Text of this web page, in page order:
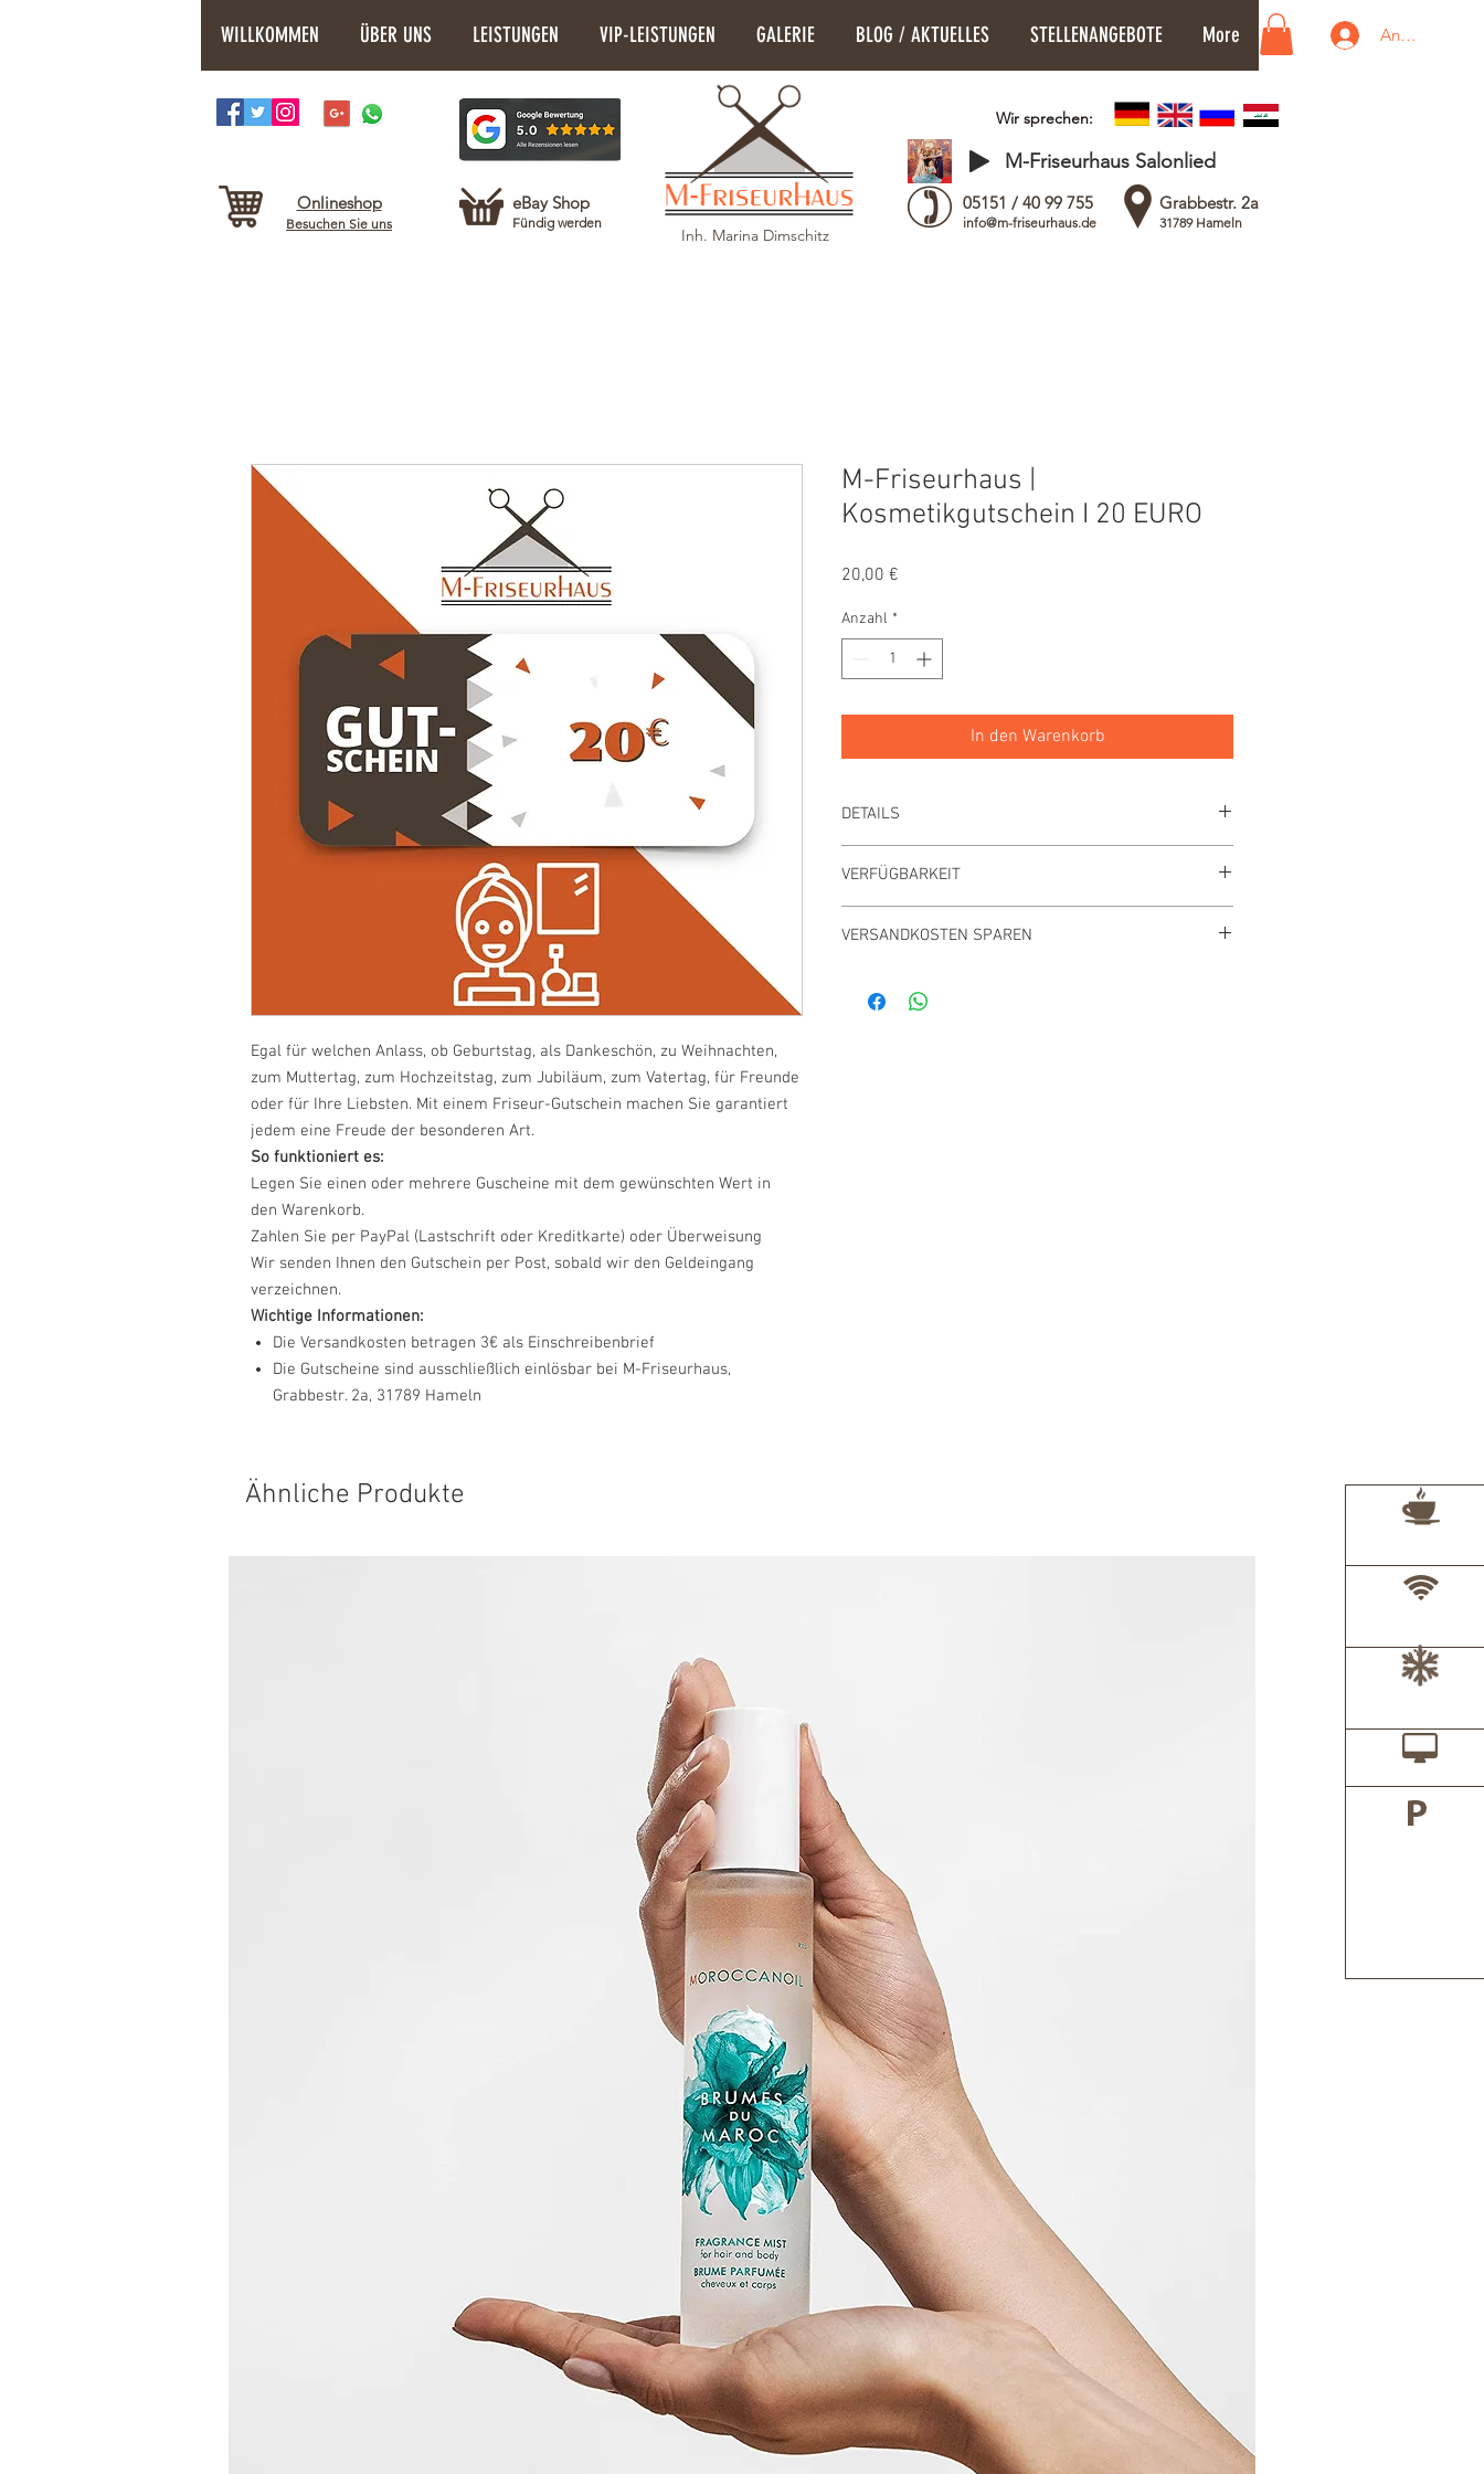
WILLKOMMEN ÜBER UNS LEISTUNGEN VIP-LEISTUNGEN GALERIE BLOG / AKTUELLES STELLENANGEBOTE More Anmelden
Onlineshop
Besuchen Sie uns
eBay Shop
Fündig werden
Inh. Marina Dimschitz
Wir sprechen:
M-Friseurhaus Salonlied
05151 / 40 99 755
info@m-friseurhaus.de
Grabbestr. 2a
31789 Hameln
Egal für welchen Anlass, ob Geburtstag, als Dankeschön, zu Weihnachten,
zum Muttertag, zum Hochzeitstag, zum Jubiläum, zum Vatertag, für Freunde
oder für Ihre Liebsten. Mit einem Friseur-Gutschein machen Sie garantiert
jedem eine Freude der besonderen Art.
So funktioniert es:
Legen Sie einen oder mehrere Guscheine mit dem gewünschten Wert in
den Warenkorb.
Zahlen Sie per PayPal (Lastschrift oder Kreditkarte) oder Überweisung
Wir senden Ihnen den Gutschein per Post, sobald wir den Geldeingang
verzeichnen.
Wichtige Informationen:
Die Versandkosten betragen 3€ als Einschreibenbrief
Die Gutscheine sind ausschließlich einlösbar bei M-Friseurhaus,
Grabbestr. 2a, 31789 Hameln
M-Friseurhaus |
Kosmetikgutschein I 20 EURO
20,00 €
Anzahl *
In den Warenkorb
DETAILS
VERFÜGBARKEIT
VERSANDKOSTEN SPAREN
Ähnliche Produkte